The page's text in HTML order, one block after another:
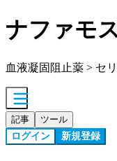
ナファモ
血液凝固阻止薬 > セ
記事 ツール
ログイン 新規登録